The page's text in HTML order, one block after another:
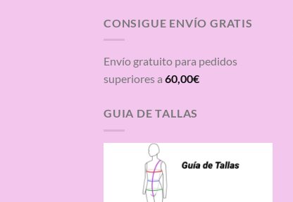
CONSIGUE ENVÍO GRATIS
Envío gratuito para pedidos
superiores a 60,00€
GUIA DE TALLAS